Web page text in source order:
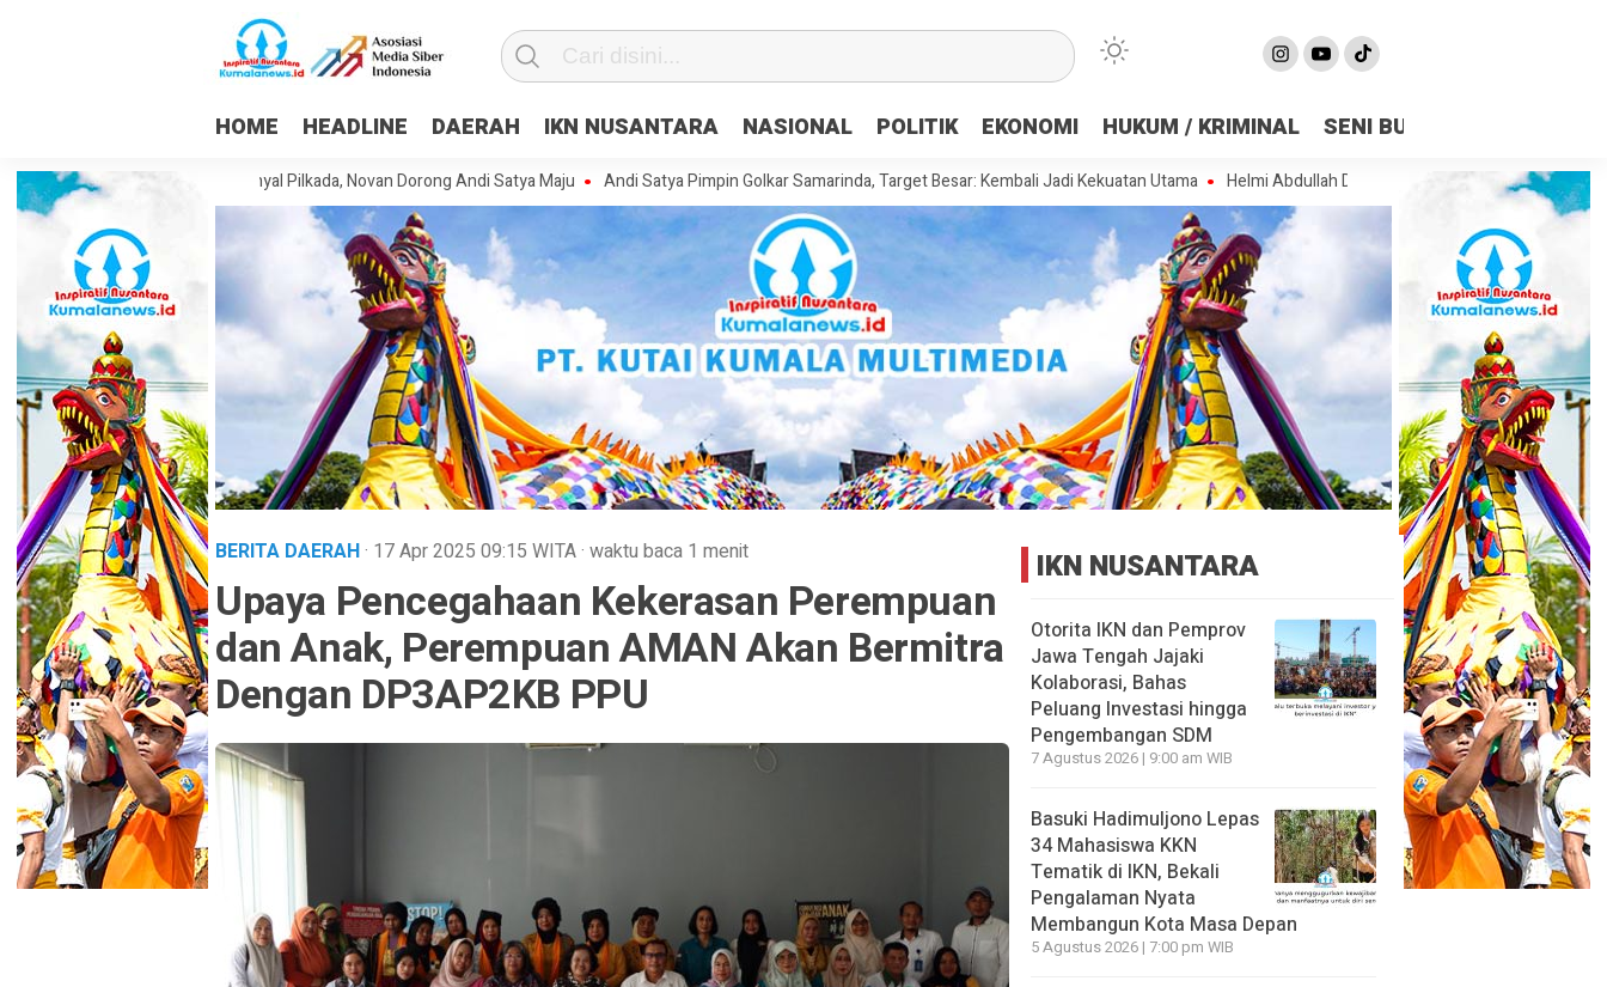
HOME HEADLINE DAERAH IKN NUSANTARA NASIONAL POLITIK EKONOMI HUKUM / KRIMINAL SENI BUDAYA
Samarinda Buka Sinyal Pilkada, Novan Dorong Andi Satya Maju Andi Satya Pimpin Golkar Samarinda, Target Besar: Kembali Jadi Kekuatan Utama Helmi Abdullah Dorong Golkar Samarinda Solid, Perkuat
BERITA DAERAH· 17 Apr 2025 09:15 WITA· waktu baca 1 menit
Upaya Pencegahaan Kekerasan Perempuan
dan Anak, Perempuan AMAN Akan Bermitra
Dengan DP3AP2KB PPU
IKN NUSANTARA
Otorita IKN dan Pemprov
Jawa Tengah Jajaki
Kolaborasi, Bahas
Peluang Investasi hingga
Pengembangan SDM
7 Agustus 2026 | 9:00 am WIB
Basuki Hadimuljono Lepas
34 Mahasiswa KKN
Tematik di IKN, Bekali
Pengalaman Nyata
Membangun Kota Masa Depan
5 Agustus 2026 | 7:00 pm WIB